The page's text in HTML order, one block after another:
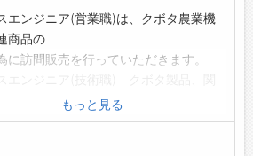
エンジニア(営業職)は、クボタ農業機
商品の
に訪問販売を行っていただきます。
ンテナンスを行って頂きます。
務していただける方を希望いたしま
もっと見る